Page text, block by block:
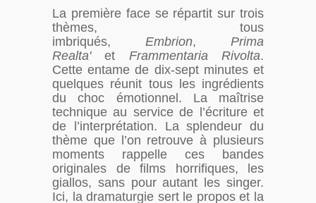
La première face se répartit sur trois
thèmes, tous
imbriqués, Embrion, Prima
Realta'et Frammentaria Rivolta.
Cette entame de dix-sept minutes et
quelques réunit tous les ingrédients
du choc émotionnel. La maîtrise
technique au service de l’écriture et
de l’interprétation. La splendeur du
thème que l’on retrouve à plusieurs
moments rappelle ces bandes
originales de films horrifiques, les
giallos, sans pour autant les singer.
Ici, la dramaturgie sert le propos et la